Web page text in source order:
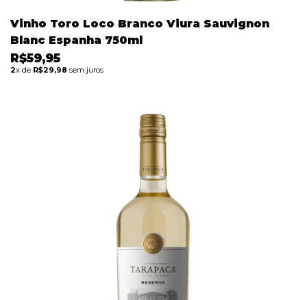
Vinho Toro Loco Branco Viura Sauvignon
Blanc Espanha 750ml
R$59,95
2x de R$29,98 sem juros